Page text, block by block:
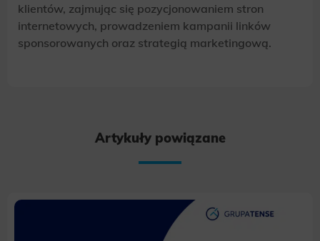
klientów, zajmując się pozycjonowaniem stron
internetowych, prowadzeniem kampanii linków
sponsorowanych oraz strategią marketingową.
Artykuły powiązane